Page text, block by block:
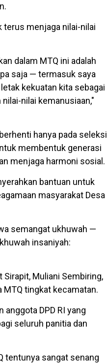
terus menjaga nilai-nilai
dalam MTQ ini adalah
saja — termasuk saya
kekuatan kita sebagai
nilai kemanusiaan,"
hanya pada seleksi
membentuk generasi
menjaga harmoni sosial.
bantuan untuk
masyarakat Desa
semangat ukhuwah —
insaniyah:
Muliani Sembiring,
MTQ tingkat kecamatan.
anggota DPD RI yang
seluruh panitia dan
tentunya sangat senang